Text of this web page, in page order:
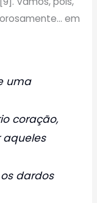
em
uma
coração,
aqueles
dardos